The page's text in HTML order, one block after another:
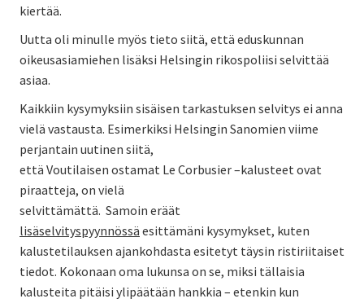
kiertää.
Uutta oli minulle myös tieto siitä, että eduskunnan
oikeusasiamiehen lisäksi Helsingin rikospoliisi selvittää
asiaa.
Kaikkiin kysymyksiin sisäisen tarkastuksen selvitys ei anna
vielä vastausta. Esimerkiksi Helsingin Sanomien viime
perjantain uutinen siitä,
että Voutilaisen ostamat Le Corbusier –kalusteet ovat
piraatteja, on vielä
selvittämättä. Samoin eräät
lisäselvityspyynnössä esittämäni kysymykset, kuten
kalustetilauksen ajankohdasta esitetyt täysin ristiriitaiset
tiedot. Kokonaan oma lukunsa on se, miksi tällaisia
kalusteita pitäisi ylipäätään hankkia – etenkin kun